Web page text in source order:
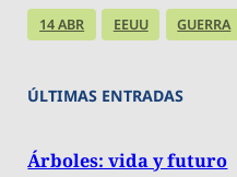
14 ABR EEUU GUERRA
ÚLTIMAS ENTRADAS
Árboles: vida y futuro